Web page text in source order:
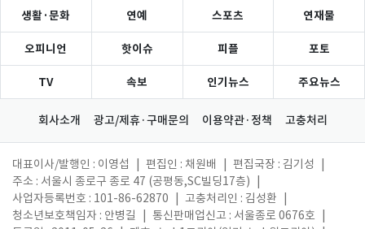
생활·문화 연예 스포츠 연재물
오피니언 핫이슈 피플 포토
TV 속보 인기뉴스 주요뉴스
회사소개 광고/제휴·구매문의 이용약관·정책 고충처리
대표이사/발행인 : 이영섭 편집인 : 채원배 편집국장 : 김기성
주소 : 서울시 종로구 종로 47 (공평동,SC빌딩17층)
사업자등록번호 : 101-86-62870
고충처리인 : 김성환
청소년보호책임자 : 안병길
통신판매업신고 : 서울종로 0676호